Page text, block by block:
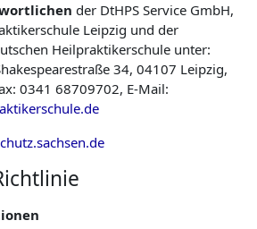
der DtHPS Service GmbH,
Leipzig und der
Heilpraktikerschule unter:
34, 04107 Leipzig,
0341 68709702, E-Mail: